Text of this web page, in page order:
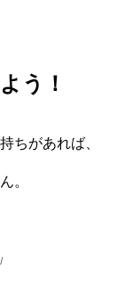
う！
ちがあれば、
。